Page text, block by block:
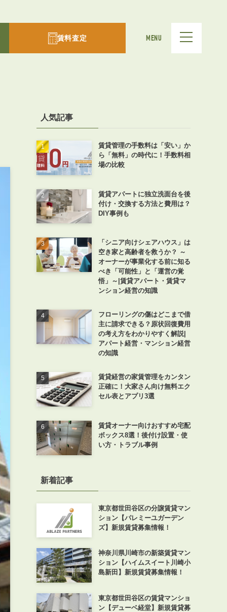
賃料査定 MENU
人気記事
賃貸管理の手数料は「安い」か
ら「無料」の時代に！手数料相
場の比較
賃貸アパートに独立洗面台を後
付け・交換する方法と費用は？
DIY事例も
「シニア向けシェアハウス」は
空き家と高齢者を救うか？ ～
オーナーが事業化する前に知る
べき「可能性」と「運営の覚
悟」～|賃貸アパート・賃貸マ
ンション経営の知識
フローリングの傷はどこまで借
主に請求できる？原状回復費用
の考え方をわかりやすく解説|
アパート経営・マンション経営
の知識
賃貸経営の家賃管理をカンタン
正確に！大家さん向け無料エク
セル表とアプリ3選
賃貸オーナー向けおすすめ宅配
ボックス8選！後付け設置・使
い方・トラブル事例
新着記事
東京都世田谷区の分譲賃貸マン
ション【パレミーユガーデン
ズ】新規賃貸募集情報！
神奈川県川崎市の新築賃貸マン
ション【ハイムスイート川崎小
島新田】新規賃貸募集情報！
東京都世田谷区の賃貸マンショ
ン【デューベ経堂】新規賃貸募